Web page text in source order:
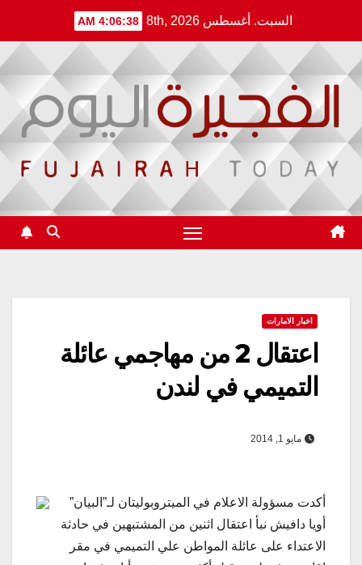
content
السبت. أغسطس 8th, 2026 4:06:39 AM
اخبار الامارات
اعتقال 2 من مهاجمي عائلة
التميمي في لندن
مايو 1, 2014
أكدت مسؤولة الاعلام في الميتروبوليتان لـ”البيان”
أويا دافيش نبأ اعتقال اثنين من المشتبهين في حادثة
الاعتداء على عائلة المواطن علي التميمي في مقر